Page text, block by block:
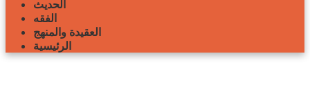
الحديث
الفقه
العقيدة والمنهج
الرئيسية